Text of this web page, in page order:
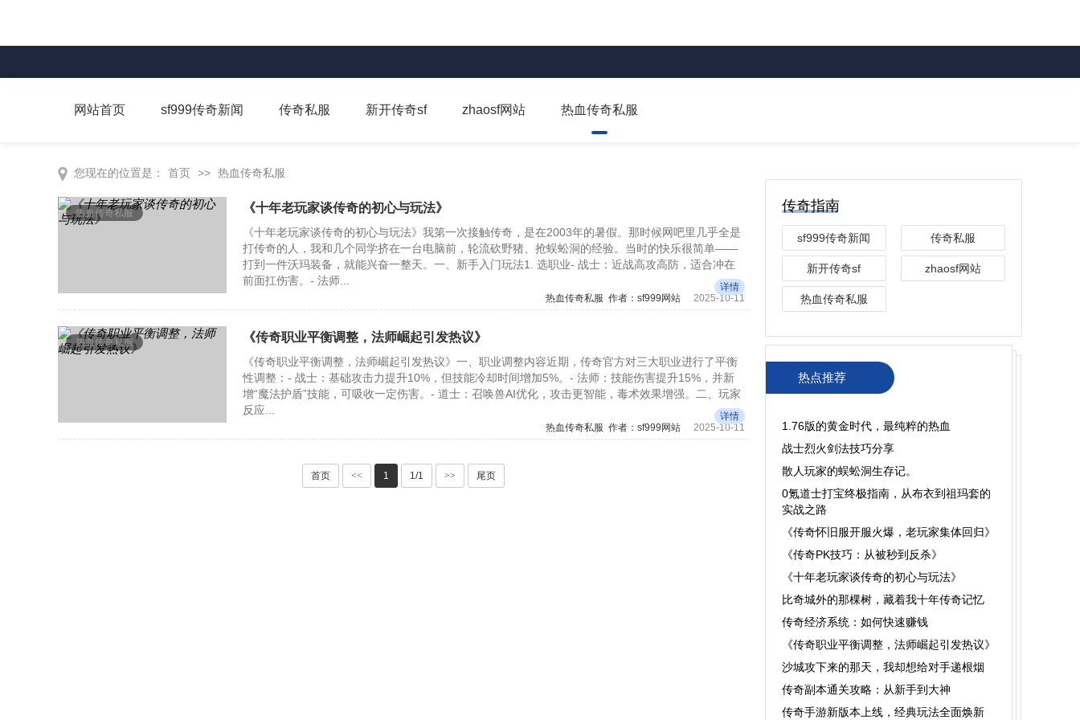
网站首页 sf999传奇新闻 传奇私服 新开传奇sf zhaosf网站 热血传奇私服
您现在的位置是： 首页 >> 热血传奇私服
《十年老玩家谈传奇的初心与玩法》
《十年老玩家谈传奇的初心与玩法》我第一次接触传奇，是在2003年的暑假。那时候网吧里几乎全是
打传奇的人，我和几个同学挤在一台电脑前，轮流砍野猪、抢蜈蚣洞的经验。当时的快乐很简单——
打到一件沃玛装备，就能兴奋一整天。一、新手入门玩法1. 选职业- 战士：近战高攻高防，适合冲在
前面扛伤害。- 法师...
热血传奇私服 作者：sf999网站 2025-10-11
详情
热血传奇私服
《传奇职业平衡调整，法师崛起引发热议》
《传奇职业平衡调整，法师崛起引发热议》一、职业调整内容近期，传奇官方对三大职业进行了平衡
性调整：- 战士：基础攻击力提升10%，但技能冷却时间增加5%。- 法师：技能伤害提升15%，并新
增“魔法护盾”技能，可吸收一定伤害。- 道士：召唤兽AI优化，攻击更智能，毒术效果增强。二、玩家
反应...
热血传奇私服 作者：sf999网站 2025-10-11
详情
热血传奇私服
首页 << 1 1/1 >> 尾页
传奇指南
sf999传奇新闻 传奇私服
新开传奇sf zhaosf网站
热血传奇私服
热点推荐
1.76版的黄金时代，最纯粹的热血
战士烈火剑法技巧分享
散人玩家的蜈蚣洞生存记。
0氪道士打宝终极指南，从布衣到祖玛套的
实战之路
​《传奇怀旧服开服火爆，老玩家集体回归》
《传奇PK技巧：从被秒到反杀》
《十年老玩家谈传奇的初心与玩法》
比奇城外的那棵树，藏着我十年传奇记忆
传奇经济系统：如何快速赚钱
《传奇职业平衡调整，法师崛起引发热议》
沙城攻下来的那天，我却想给对手递根烟
传奇副本通关攻略：从新手到大神
传奇手游新版本上线，经典玩法全面焕新